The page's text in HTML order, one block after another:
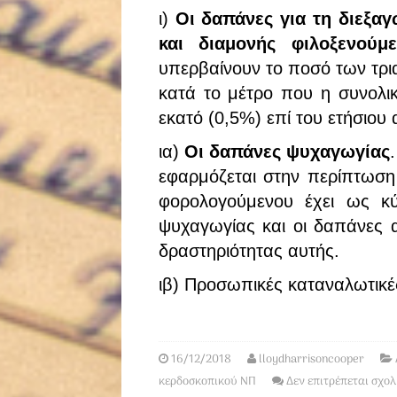
ι) Οι δαπάνες για τη
και διαμονής
υπερβαίνουν το ποσό των
κατά το μέτρο που η
εκατό (0,5%) επί του ετήσιου
ια) Οι δαπάνες ψυχαγωγίας
εφαρμόζεται στην
φορολογούμενου έχει ως
ψυχαγωγίας και οι δαπάνες
δραστηριότητας αυτής.
ιβ) Προσωπικές
16/12/2018 lloydharrisoncooper
κερδοσκοπικού ΝΠ
Δεν επιτρέπεται